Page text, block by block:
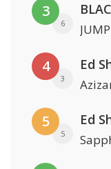
3
6 JUMP
4
3
Ed
5
5
Ed